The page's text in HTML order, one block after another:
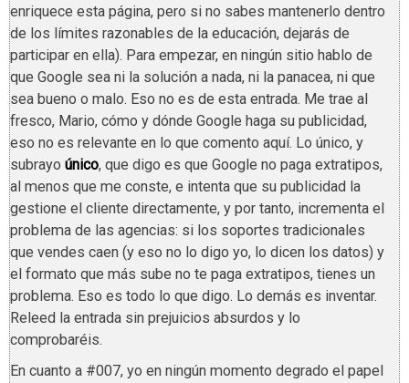
enriquece esta página, pero si no sabes mantenerlo dentro
de los límites razonables de la educación, dejarás de
participar en ella). Para empezar, en ningún sitio hablo de
que Google sea ni la solución a nada, ni la panacea, ni que
sea bueno o malo. Eso no es de esta entrada. Me trae al
fresco, Mario, cómo y dónde Google haga su publicidad,
eso no es relevante en lo que comento aquí. Lo único, y
subrayo único, que digo es que Google no paga extratipos,
al menos que me conste, e intenta que su publicidad la
gestione el cliente directamente, y por tanto, incrementa el
problema de las agencias: si los soportes tradicionales
que vendes caen (y eso no lo digo yo, lo dicen los datos) y
el formato que más sube no te paga extratipos, tienes un
problema. Eso es todo lo que digo. Lo demás es inventar.
Releed la entrada sin prejuicios absurdos y lo
comprobaréis.
En cuanto a #007, yo en ningún momento degrado el papel